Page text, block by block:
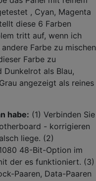
, Cyan, Magenta
diese 6 Farben
tritt auf, wenn ich
Farbe zu mischen
Farbe zu
als Blau,
angezeigt als reines
habe: (1) Verbinden Sie
- korrigieren
liege. (2)
48-Bit-Option im
der es funktioniert. (3)
Paaren, Data-Paaren